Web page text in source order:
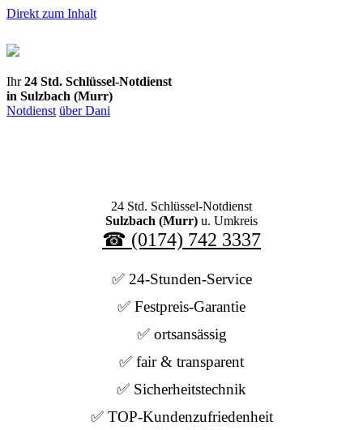
Direkt zum Inhalt
Ihr24 Std. Schlüssel-Notdienst
in Sulzbach (Murr)
Notdienst über Dani
24 Std. Schlüssel-Notdienst
Sulzbach (Murr) u. Umkreis
☎ (0174) 742 3337
✅ 24-Stunden-Service
✅ Festpreis-Garantie
✅ ortsansässig
✅ fair & transparent
✅ Sicherheitstechnik
✅ TOP-Kundenzufriedenheit